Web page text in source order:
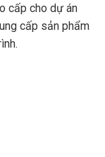
cấp cho dự án
cấp sản phẩm